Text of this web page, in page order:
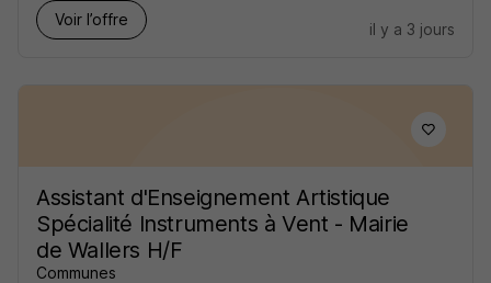
Voir l’offre
il y a 3 jours
Assistant d'Enseignement Artistique
Spécialité Instruments à Vent - Mairie
de Wallers H/F
Communes